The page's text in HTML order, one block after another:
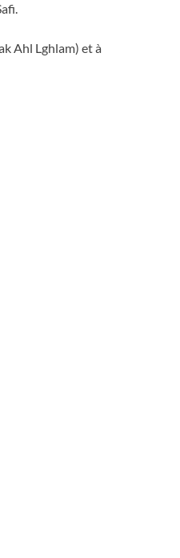
Ahl Lghlam) et à